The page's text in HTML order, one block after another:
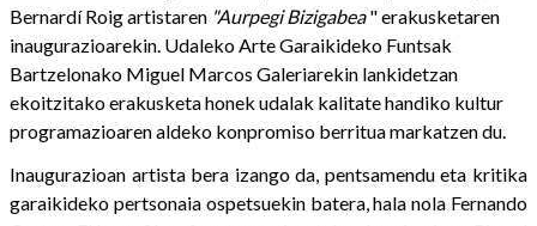
Bernardí Roig artistaren "Aurpegi Bizigabea" erakusketaren
inaugurazioarekin. Udaleko Arte Garaikideko Funtsak
Bartzelonako Miguel Marcos Galeriarekin lankidetzan
ekoitzitako erakusketa honek udalak kalitate handiko kultur
programazioaren aldeko konpromiso berritua markatzen du.
Inaugurazioan artista bera izango da, pentsamendu eta kritika
garaikideko pertsonaia ospetsuekin batera, hala nola Fernando